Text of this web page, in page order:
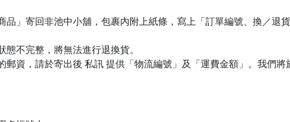
」寄回非池中小舖，包裹內附上紙條，寫上「訂單編號、換／退
不完整，將無法進行退換貨。
資，請於寄出後 私訊 提供「物流編號」及「運費金額」。我們